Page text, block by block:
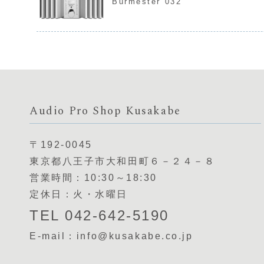
Audio Pro Shop Kusakabe
〒192-0045
東京都八王子市大和田町６－２４－８
営業時間：10:30～18:30
定休日：火・水曜日
TEL 042-642-5190
E-mail：info@kusakabe.co.jp